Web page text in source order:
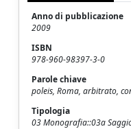
Anno di pubblicazione
2009
ISBN
978-960-98397-3-0
Parole chiave
poleis, Roma, arbitrato,
Tipologia
03 Monografia::03a